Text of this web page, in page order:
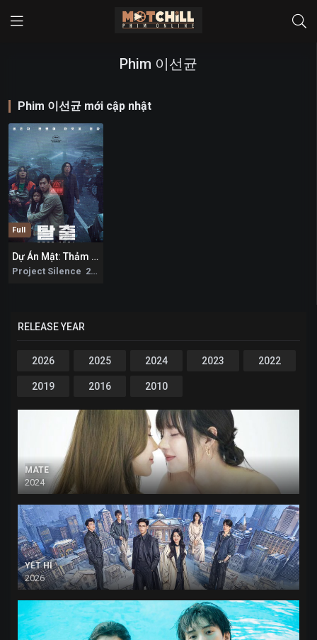
Phim 이선균
Phim 이선균 mới cập nhật
Full
6
Dự Án Mật: Thảm Họa Trên Cầu
Project Silence 2024
RELEASE YEAR
2026 2025 2024 2023 2022
2019 2016 2010
MATE
2024
YẾT HÍ
2026